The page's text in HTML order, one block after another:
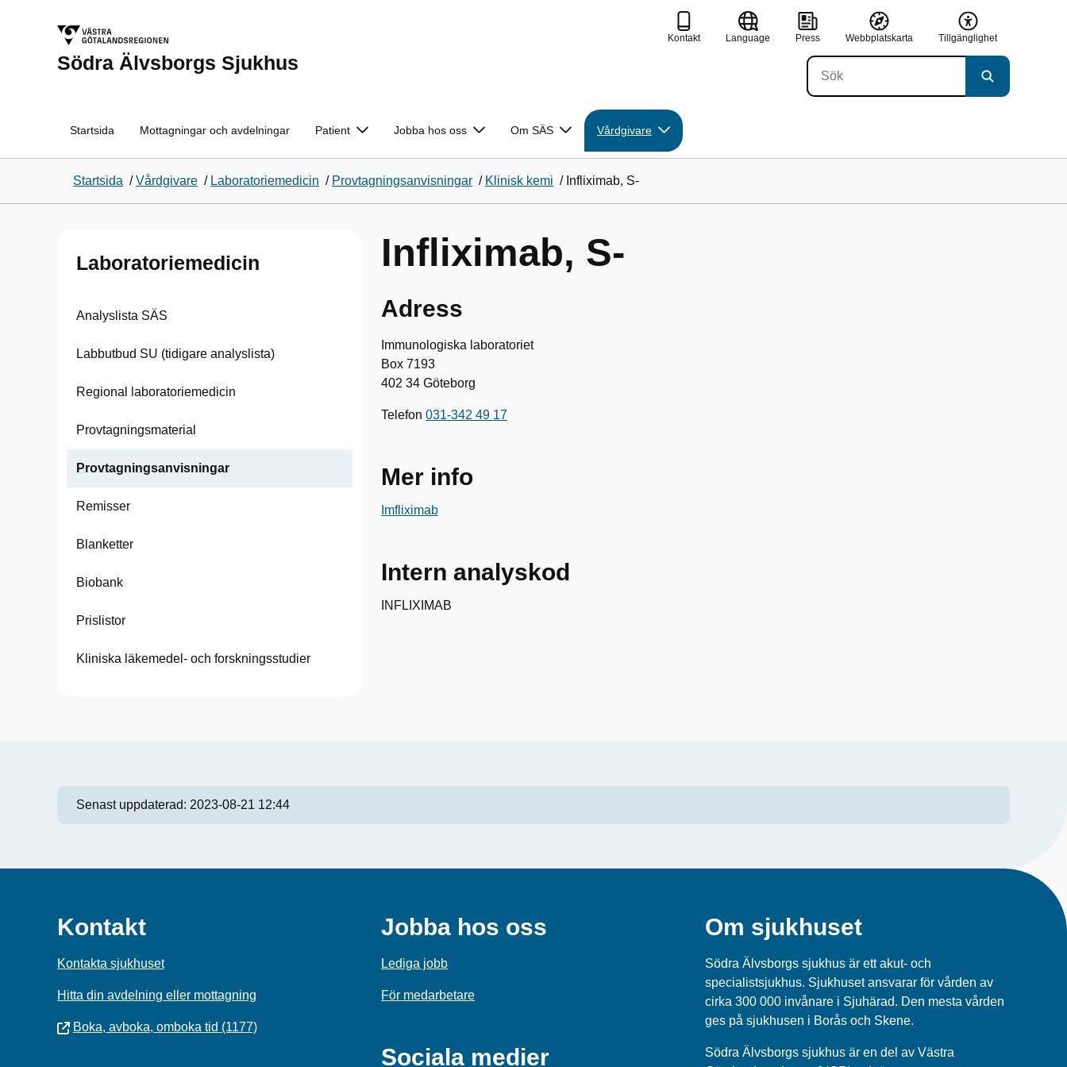
Södra Älvsborgs Sjukhus
Kontakt Language Press Webbplatskarta Tillgänglighet
Startsida Mottagningar och avdelningar Patient Jobba hos oss Om SÄS Vårdgivare
Startsida /Vårdgivare / Laboratoriemedicin / Provtagningsanvisningar / Klinisk kemi / Infliximab, S-
Laboratoriemedicin
Analyslista SÄS
Labbutbud SU (tidigare analyslista)
Regional laboratoriemedicin
Provtagningsmaterial
Provtagningsanvisningar
Remisser
Blanketter
Biobank
Prislistor
Kliniska läkemedel- och forskningsstudier
Infliximab, S-
Adress
Immunologiska laboratoriet
Box 7193
402 34 Göteborg
Telefon 031-342 49 17
Mer info
Imfliximab
Intern analyskod
INFLIXIMAB
Senast uppdaterad: 2023-08-21 12:44
Kontakt
Kontakta sjukhuset
Hitta din avdelning eller mottagning
Boka, avboka, omboka tid (1177)
Jobba hos oss
Lediga jobb
För medarbetare
Sociala medier
Om sjukhuset
Södra Älvsborgs sjukhus är ett akut- och
specialistsjukhus. Sjukhuset ansvarar för vården av
cirka 300 000 invånare i Sjuhärad. Den mesta vården
ges på sjukhusen i Borås och Skene.
Södra Älvsborgs sjukhus är en del av Västra